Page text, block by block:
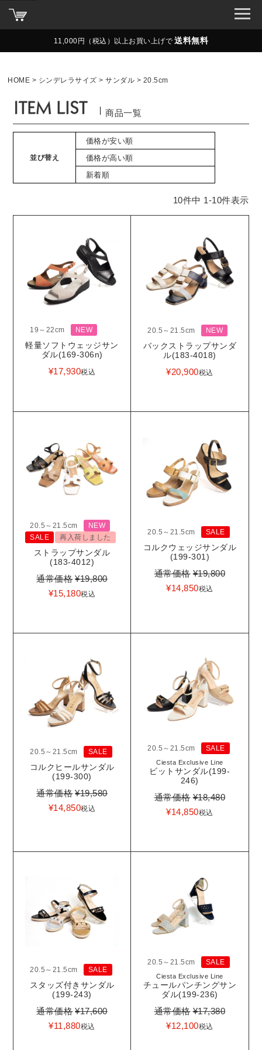
11,000円（税込）以上お買い上げで 送料無料
HOME シンデレラサイズ サンダル 20.5cm
商品一覧
並び替え
価格が安い順
価格が高い順
新着順
10件中 1-10件表示
19～22cm NEW
軽量ソフトウェッジサン
ダル(169-306n)
¥17,930税込
20.5～21.5cm NEW
バックストラップサンダ
ル(183-4018)
¥20,900税込
20.5～21.5cm
NEW
SALE
再入荷しました
ストラップサンダル
(183-4012)
通常価格 ¥19,800
¥15,180税込
20.5～21.5cm SALE
コルクウェッジサンダル
(199-301)
通常価格 ¥19,800
¥14,850税込
20.5～21.5cm SALE
コルクヒールサンダル
(199-300)
通常価格 ¥19,580
¥14,850税込
20.5～21.5cm SALE
Ciesta Exclusive Line
ビットサンダル(199-
246)
通常価格 ¥18,480
¥14,850税込
20.5～21.5cm SALE
スタッズ付きサンダル
(199-243)
通常価格 ¥17,600
¥11,880税込
20.5～21.5cm SALE
Ciesta Exclusive Line
チュールパンチングサン
ダル(199-236)
通常価格 ¥17,380
¥12,100税込